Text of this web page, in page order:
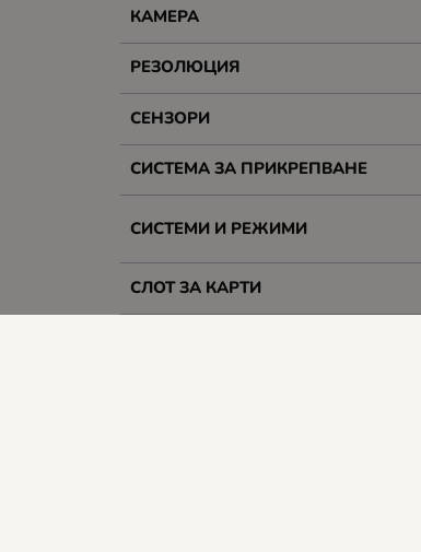
КАМЕРА
РЕЗОЛЮЦИЯ
СЕНЗОРИ
СИСТЕМА ЗА ПРИКРЕПВАНЕ
СИСТЕМИ И РЕЖИМИ
СЛОТ ЗА КАРТИ